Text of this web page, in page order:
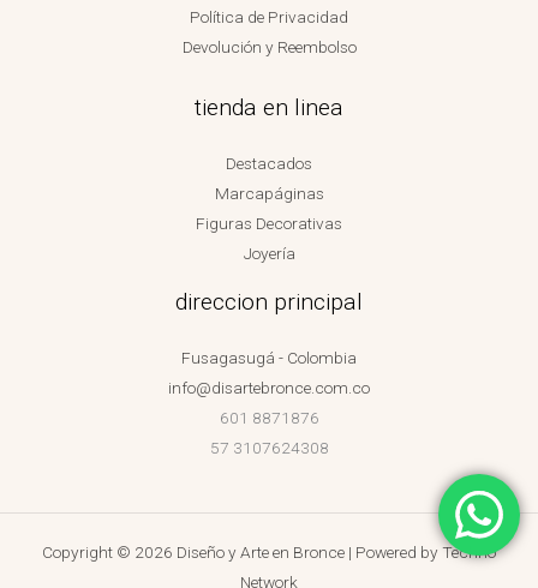
Política de Privacidad
Devolución y Reembolso
tienda en linea
Destacados
Marcapáginas
Figuras Decorativas
Joyería
direccion principal
Fusagasugá - Colombia
info@disartebronce.com.co
601 8871876
57 3107624308
Copyright © 2026 Diseño y Arte en Bronce | Powered by Techno
Network